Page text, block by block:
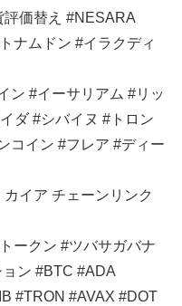
価替え #NESARA
ナムドン #イラクディ
ン #イーサリアム #リッ
ダ #シバイヌ #トロン
コイン #フレア #ディー
イア チェーンリンク
ークン #ツバサガバナ
ン #BTC #ADA
#TRON #AVAX #DOT